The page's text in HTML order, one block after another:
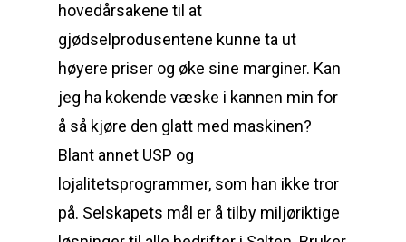
hovedårsakene til at
gjødselprodusentene kunne ta ut
høyere priser og øke sine marginer. Kan
jeg ha kokende væske i kannen min for
å så kjøre den glatt med maskinen?
Blant annet USP og
lojalitetsprogrammer, som han ikke tror
på. Selskapets mål er å tilby miljøriktige